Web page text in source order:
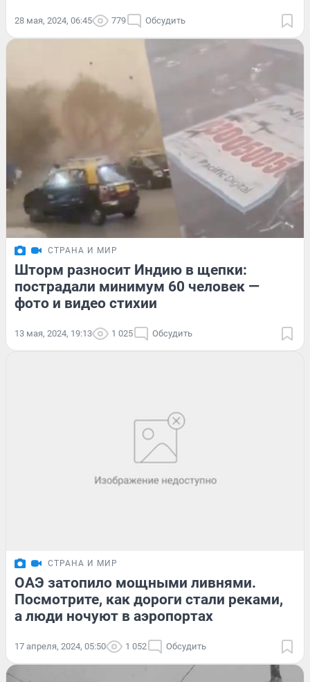
28 мая, 2024, 06:45 779 Обсудить
СТРАНА И МИР
Шторм разносит Индию в щепки:
пострадали минимум 60 человек —
фото и видео стихии
13 мая, 2024, 19:13 1 025 Обсудить
СТРАНА И МИР
ОАЭ затопило мощными ливнями.
Посмотрите, как дороги стали реками,
а люди ночуют в аэропортах
17 апреля, 2024, 05:50 1 052 Обсудить